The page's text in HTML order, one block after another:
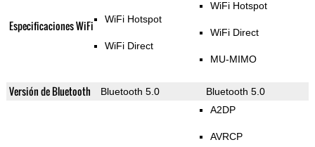
Especificaciones WiFi WiFi Hotspot
WiFi Direct
WiFi Hotspot
WiFi Direct
MU-MIMO
Versión de Bluetooth Bluetooth 5.0 Bluetooth 5.0
A2DP
AVRCP